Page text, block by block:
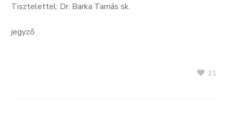
Tisztelettel: Dr. Barka Tamás sk.
jegyző
21